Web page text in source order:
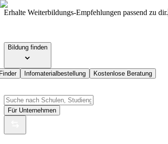
Erhalte Weiterbildungs-Empfehlungen passend zu dir.
Bildung finden
Infomaterialbestellung Kostenlose Beratung
Für Unternehmen